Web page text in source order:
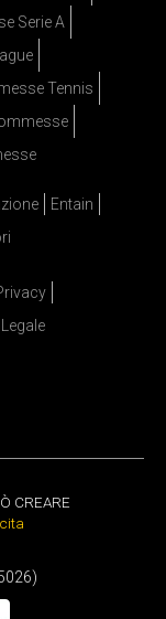
Serie A
Tennis
Entain
CREARE